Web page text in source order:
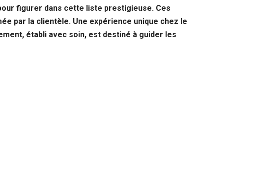
figurer dans cette liste prestigieuse. Ces
par la clientèle. Une expérience unique chez le
établi avec soin, est destiné à guider les